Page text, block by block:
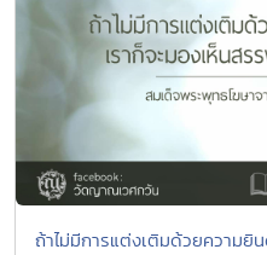
ถ้าไม่มีการแต่งเติมด้วยความยิ